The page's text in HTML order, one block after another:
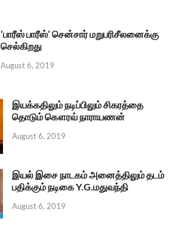
‘பாரீஸ் பாரீஸ்’ சென்சார் மறுபரிசீலனைக்கு
செல்கிறது
August 6, 2019
இயக்கதிலும் நடிப்பிலும் சிகரத்தை
தொடும் கௌரவ் நாராயணன்
August 6, 2019
இயல் இசை நாடகம் அனைத்திலும் தடம்
பதிக்கும் நடிகை Y.G.மதுவந்தி
August 6, 2019